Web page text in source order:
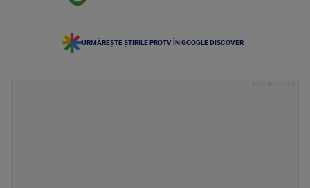
URMĂREȘTE ȘTIRILE PROTV ÎN GOOGLE DISCOVER